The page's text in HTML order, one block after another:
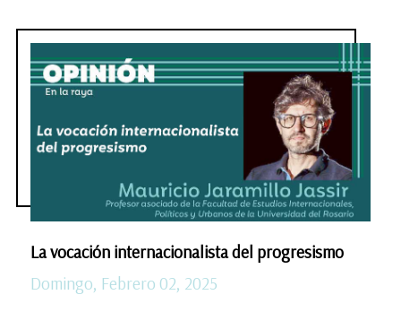
La vocación internacionalista del progresismo
Domingo, Febrero 02, 2025